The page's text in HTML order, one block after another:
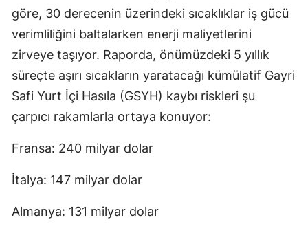
göre, 30 derecenin üzerindeki sıcaklıklar iş gücü
verimliliğini baltalarken enerji maliyetlerini
zirveye taşıyor. Raporda, önümüzdeki 5 yıllık
süreçte aşırı sıcakların yaratacağı kümülatif Gayri
Safi Yurt İçi Hasıla (GSYH) kaybı riskleri şu
çarpıcı rakamlarla ortaya konuyor:
Fransa: 240 milyar dolar
İtalya: 147 milyar dolar
Almanya: 131 milyar dolar